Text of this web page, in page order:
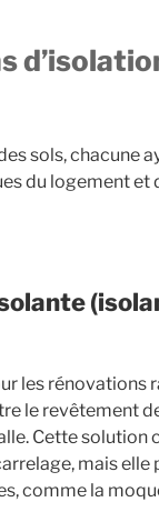
sols, chacune
du logement et
les rénovations
le revêtement
Cette solution
mais elle
comme la